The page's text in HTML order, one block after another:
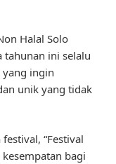
Halal Solo
tahunan ini selalu
ingin
unik yang tidak
“Festival
bagi